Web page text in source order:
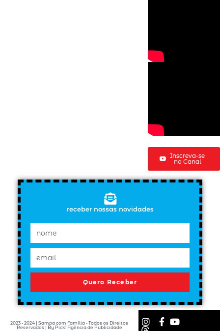
Inscreva-se
no Canal
receber nossas novidades
Quero Receber
2023 - 2024 | Sampa com Família - Todos os Direitos
Reservados | By Pick! Agência de Publicidade